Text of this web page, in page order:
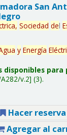
San
Sociedad del
y Energía
disponibles para
v.2 (3).
Hacer reserva
Agregar al